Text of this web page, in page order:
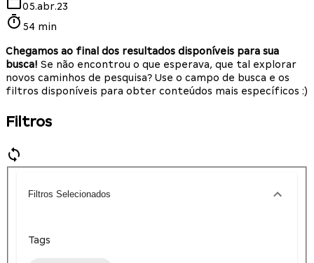
05.abr.23
54 min
Chegamos ao final dos resultados disponíveis para sua
busca! Se não encontrou o que esperava, que tal explorar
novos caminhos de pesquisa? Use o campo de busca e os
filtros disponíveis para obter conteúdos mais específicos :)
Filtros
Filtros Selecionados
Tags